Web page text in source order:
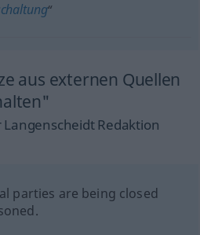
“
aus externen Quellen
Redaktion
parties are being closed